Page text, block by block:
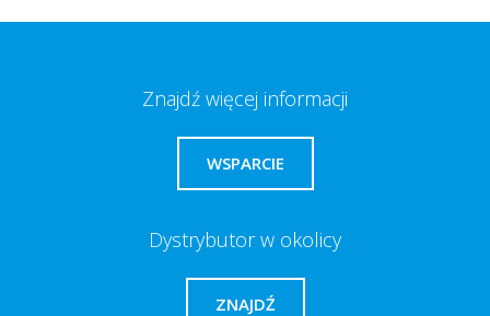
Znajdź więcej informacji
WSPARCIE
Dystrybutor w okolicy
ZNAJDŹ